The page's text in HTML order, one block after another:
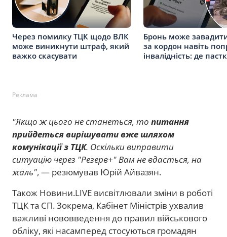
Через помилку ТЦК щодо ВЛК
може виникнути штраф, який
важко скасувати
Бронь може
за кордон навіть
інвалідність: де
Реклама
"Якщо ж цього не станеться, то питання
прийдеться вирішувати вже шляхом
комунікації з ТЦК. Оскільки виправити
ситуацію через "Резерв+" Вам не вдасться, на
жаль", — резюмував Юрій Айвазян.
Також Новини.LIVE висвітлювали зміни в роботі
ТЦК та СП. Зокрема, Кабінет Міністрів ухвалив
важливі нововведення до правил військового
обліку, які насамперед стосуються громадян